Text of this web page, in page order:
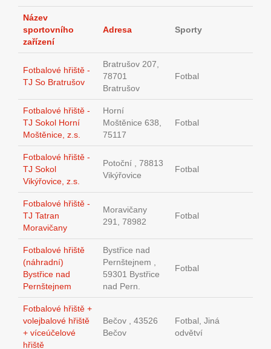
Název
sportovního
zařízení
Adresa Sporty
Fotbalové hřiště -
TJ So Bratrušov
Bratrušov 207,
78701
Bratrušov
Fotbal
Fotbalové hřiště -
TJ Sokol Horní
Moštěnice, z.s.
Horní
Moštěnice 638,
75117
Fotbal
Fotbalové hřiště -
TJ Sokol
Vikýřovice, z.s.
Potoční , 78813
Vikýřovice
Fotbal
Fotbalové hřiště -
TJ Tatran
Moravičany
Moravičany
291, 78982
Fotbal
Fotbalové hřiště
(náhradní)
Bystřice nad
Pernštejnem
Bystřice nad
Pernštejnem ,
59301 Bystřice
nad Pern.
Fotbal
Fotbalové hřiště +
volejbalové hřiště
+ víceúčelové
hřiště
Bečov , 43526
Bečov
Fotbal, Jiná
odvětví